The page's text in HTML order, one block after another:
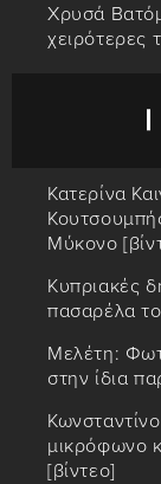
Χρυσά
χειρότερες
Κατερίνα
Μύκονο
Κυπριακές
πασαρέλα
Μελέτη:
στην ίδια
μικρόφωνο
[βίντεο]